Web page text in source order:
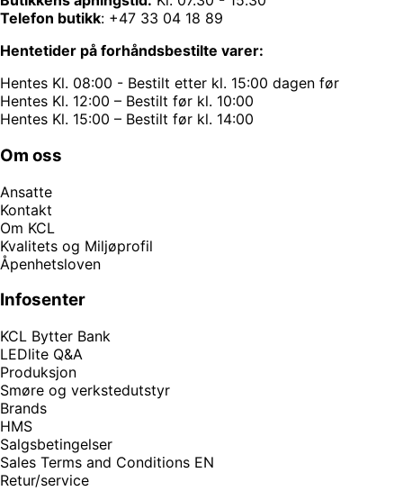
Telefon butikk: +47 33 04 18 89
Hentetider på forhåndsbestilte varer:
Hentes Kl. 08:00 - Bestilt etter kl. 15:00 dagen før
Hentes Kl. 12:00 – Bestilt før kl. 10:00
Hentes Kl. 15:00 – Bestilt før kl. 14:00
Om oss
Ansatte
Kontakt
Om KCL
Kvalitets og Miljøprofil
Åpenhetsloven
Infosenter
KCL Bytter Bank
LEDlite Q&A
Produksjon
Smøre og verkstedutstyr
Brands
HMS
Salgsbetingelser
Sales Terms and Conditions EN
Retur/service